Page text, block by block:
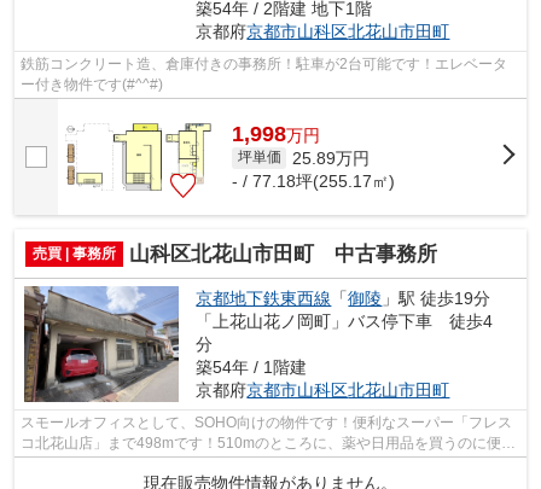
築54年 / 2階建 地下1階
京都府京都市山科区北花山市田町
鉄筋コンクリート造、倉庫付きの事務所！駐車が2台可能です！エレベータ
ー付き物件です(#^^#)
1,998万円
坪単価 25.89万円
- / 77.18坪(255.17㎡)
売買 | 事務所 山科区北花山市田町 中古事務所
京都地下鉄東西線 「御陵 」駅 徒歩19分
「上花山花ノ岡町」バス停下車 徒歩4
分
築54年 / 1階建
京都府京都市山科区北花山市田町
スモールオフィスとして、SOHO向けの物件です！便利なスーパー「フレス
コ北花山店」まで498mです！510mのところに、薬や日用品を買うのに便利
現在販売物件情報がありません。